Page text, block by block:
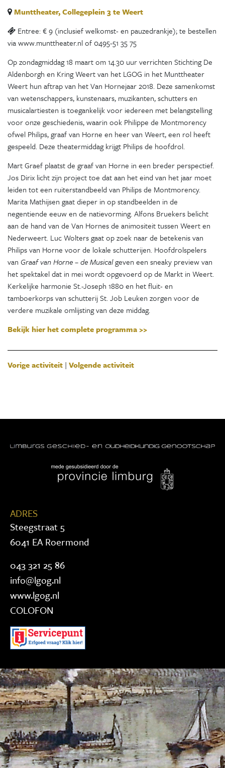
Munttheater, Collegeplein 3 te Weert
Entree: € 9 (inclusief welkomst- en pauzedrankje); te bestellen
via www.munttheater.nl of 0495-51 35 75
Op zondagmiddag 18 maart om 14.30 uur verrichten Stichting De
Aldenborgh en Kring Weert van het LGOG in het Munttheater
Weert hun aftrap van het Van Hornejaar 2018. Deze samenkomst
van wetenschappers, kunstenaars, muzikanten, schutters en
musicalartiesten is toegankelijk voor iedereen met belangstelling
voor onze geschiedenis, waarin ook Philippe de Montmorency
ofwel Philips, graaf van Horne en heer van Weert, een rol heeft
gespeeld. Deze theatermiddag krijgt Philips de hoofdrol.
Mart Graef plaatst de graaf van Horne in een breder perspectief.
Jos Dirix licht zijn project toe dat aan het eind van het jaar moet
leiden tot een ruiterstandbeeld van Philips de Montmorency.
Marita Mathijsen gaat dieper in op standbeelden in de
negentiende eeuw en de natievorming. Alfons Bruekers belicht
aan de hand van de Van Hornes de animositeit tussen Weert en
Nederweert. Luc Wolters gaat op zoek naar de betekenis van
Philips van Horne voor de lokale schutterijen. Hoofdrolspelers
van Graaf van Horne – de Musicalgeven een sneaky preview van
het spektakel dat in mei wordt opgevoerd op de Markt in Weert.
Kerkelijke harmonie St.-Joseph 1880 en het fluit- en
tamboerkorps van schutterij St. Job Leuken zorgen voor de
verdere muzikale omlijsting van deze middag.
Bekijk hier het complete programma >>
Vorige activiteit | Volgende activiteit
ADRES
Steegstraat 5
6041 EA Roermond
043 321 25 86
info@lgog.nl
www.lgog.nl
COLOFON